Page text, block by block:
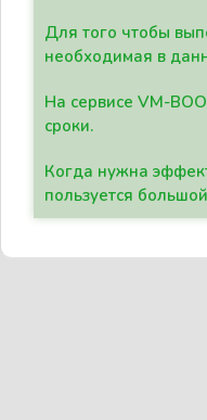
Для того чтобы
необходимая в
На сервисе VM-
сроки.
Когда нужна
пользуется